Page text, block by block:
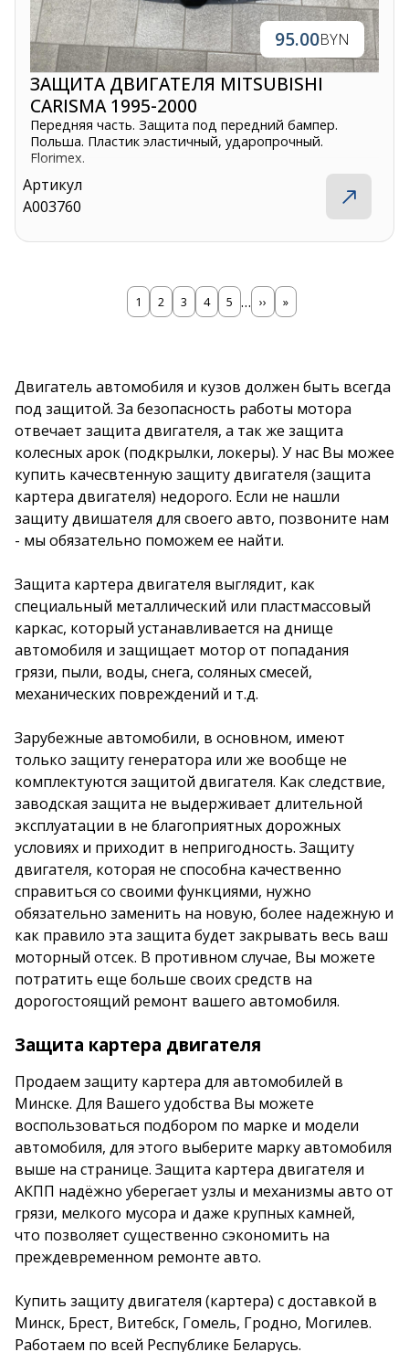
95.00BYN
ЗАЩИТА ДВИГАТЕЛЯ MITSUBISHI
CARISMA 1995-2000
Передняя часть. Защита под передний бампер.
Польша. Пластик эластичный, ударопрочный.
Florimex.
Артикул
A003760
Страница
1 Страница
2 Страница
3 Страница
4 Страница
5 … Следующая
››
Последняя
»
Двигатель автомобиля и кузов должен быть всегда
под защитой. За безопасность работы мотора
отвечает защита двигателя, а так же защита
колесных арок (подкрылки, локеры). У нас Вы можее
купить качесвтенную защиту двигателя (защита
картера двигателя) недорого. Если не нашли
защиту двишателя для своего авто, позвоните нам
- мы обязательно поможем ее найти.
Защита картера двигателя выглядит, как
специальный металлический или пластмассовый
каркас, который устанавливается на днище
автомобиля и защищает мотор от попадания
грязи, пыли, воды, снега, соляных смесей,
механических повреждений и т.д.
Зарубежные автомобили, в основном, имеют
только защиту генератора или же вообще не
комплектуются защитой двигателя. Как следствие,
заводская защита не выдерживает длительной
эксплуатации в не благоприятных дорожных
условиях и приходит в непригодность. Защиту
двигателя, которая не способна качественно
справиться со своими функциями, нужно
обязательно заменить на новую, более надежную и
как правило эта защита будет закрывать весь ваш
моторный отсек. В противном случае, Вы можете
потратить еще больше своих средств на
дорогостоящий ремонт вашего автомобиля.
Защита картера двигателя
Продаем защиту картера для автомобилей в
Минске. Для Вашего удобства Вы можете
воспользоваться подбором по марке и модели
автомобиля, для этого выберите марку автомобиля
выше на странице. Защита картера двигателя и
АКПП надёжно уберегает узлы и механизмы авто от
грязи, мелкого мусора и даже крупных камней,
что позволяет существенно сэкономить на
преждевременном ремонте авто.
Купить защиту двигателя (картера) с доставкой в
Минск, Брест, Витебск, Гомель, Гродно, Могилев.
Работаем по всей Республике Беларусь.